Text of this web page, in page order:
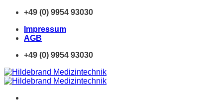
Zum
springen
+49 (0) 9954 93030
Impressum
AGB
+49 (0) 9954 93030